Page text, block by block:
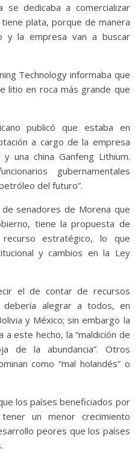
se dedicaba a comercializar
plata, porque de manera
y la empresa van a buscar
Technology informaba que
litio en roca más grande que
publicó que estaba en
a cargo de la empresa
y una china Ganfeng Lithium.
gubernamentales
del futuro”.
senadores de Morena que
tiene la propuesta de
estratégico, lo que
y cambios en la Ley
el de contar de recursos
alegrar a todos, en
y México; sin embargo la
este hecho, la “maldición de
de la abundancia”. Otros
como “mal holandés” o
los países beneficiados por
un menor crecimiento
peores que los países